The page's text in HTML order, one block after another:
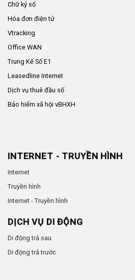
Chữ ký số
Hóa đơn điện tử
Vtracking
Office WAN
Trung Kế Số E1
Leasedline Internet
Dịch vụ thuê đầu số
Bảo hiểm xã hội vBHXH
INTERNET - TRUYỀN HÌNH
Internet
Truyền hình
Internet - Truyền hình
DỊCH VỤ DI ĐỘNG
Di động trả sau
Di động trả trước